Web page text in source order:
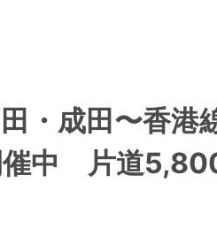
・成田〜香港
催中 片道